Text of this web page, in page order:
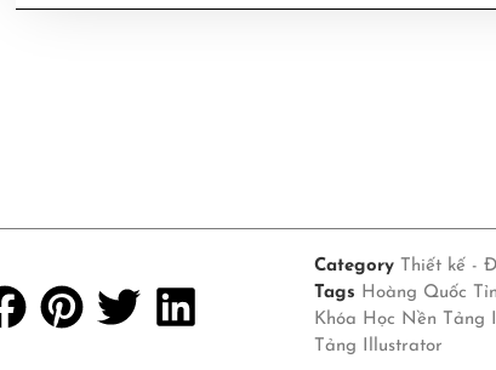
Category Thiết kế -
Tags Hoàng Quốc
Khóa Học Nền Tảng
Tảng Illustrator